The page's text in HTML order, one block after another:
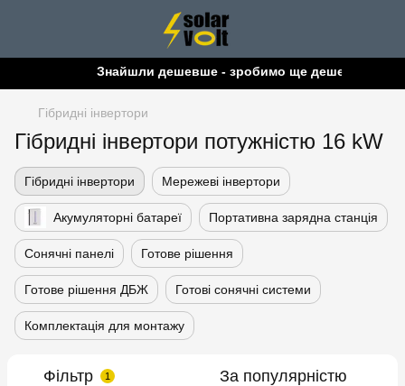
Знайшли дешевше - зробимо ще дешевше!
Гібридні інвертори
Гібридні інвертори потужністю 16 kW
Гібридні інвертори Мережеві інвертори
Акумуляторні батареї Портативна зарядна станція
Сонячні панелі Готове рішення
Готове рішення ДБЖ Готові сонячні системи
Комплектація для монтажу
Фільтр 1 За популярністю